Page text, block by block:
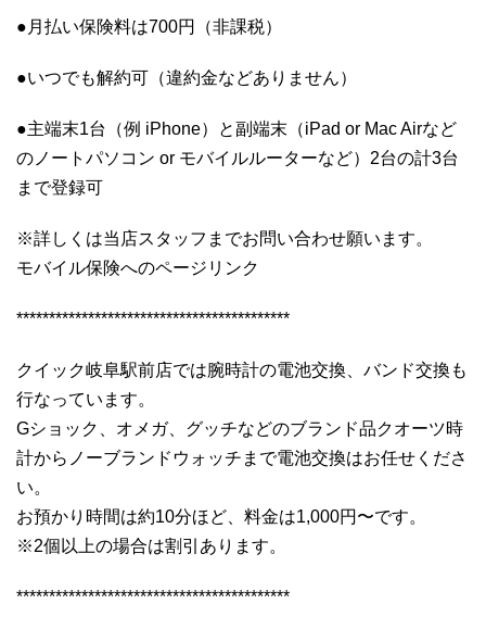
●月払い保険料は700円（非課税）
●いつでも解約可（違約金などありません）
●主端末1台（例 iPhone）と副端末（iPad or Mac Airなど
のノートパソコン or モバイルルーターなど）2台の計3台
まで登録可
※詳しくは当店スタッフまでお問い合わせ願います。
モバイル保険へのページリンク
******************************************
クイック岐阜駅前店では腕時計の電池交換、バンド交換も
行なっています。
Gショック、オメガ、グッチなどのブランド品クオーツ時
計からノーブランドウォッチまで電池交換はお任せくださ
い。
お預かり時間は約10分ほど、料金は1,000円〜です。
※2個以上の場合は割引あります。
******************************************